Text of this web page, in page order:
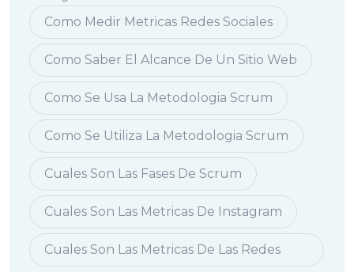
Como Medir Metricas Redes Sociales
Como Saber El Alcance De Un Sitio Web
Como Se Usa La Metodologia Scrum
Como Se Utiliza La Metodologia Scrum
Cuales Son Las Fases De Scrum
Cuales Son Las Metricas De Instagram
Cuales Son Las Metricas De Las Redes